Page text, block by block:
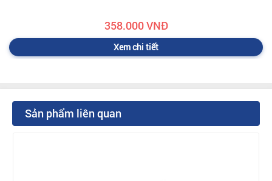
358.000 VNĐ
Xem chi tiết
Sản phẩm liên quan